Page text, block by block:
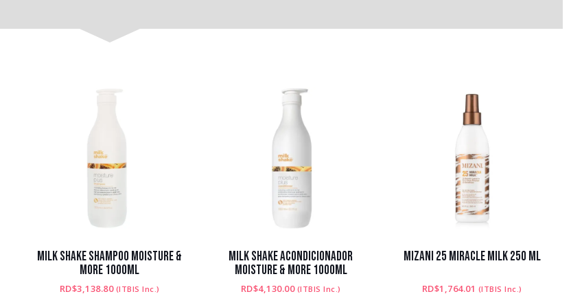
MILK SHAKE SHAMPOO MOISTURE &
MORE 1000ML
RD$3,138.80 (ITBIS Inc.)
MILK SHAKE ACONDICIONADOR
MOISTURE & MORE 1000ML
RD$4,130.00 (ITBIS Inc.)
MIZANI 25 MIRACLE MILK 250 ML
RD$1,764.01 (ITBIS Inc.)